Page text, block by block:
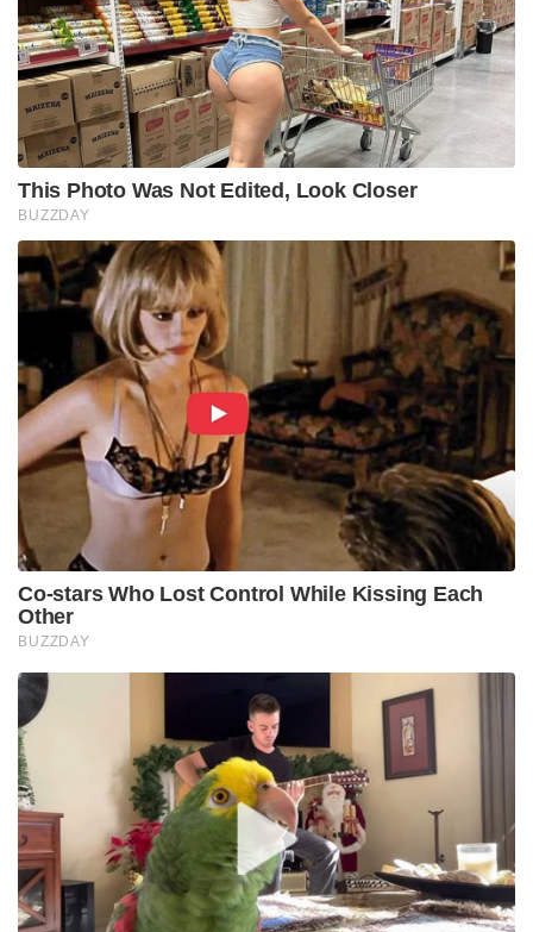
This Photo Was Not Edited, Look Closer
BUZZDAY
Co-stars Who Lost Control While Kissing Each
Other
BUZZDAY